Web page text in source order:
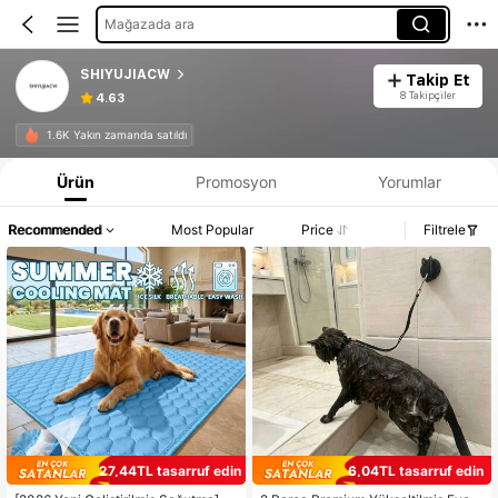
Mağazada ara
SHIYUJIACW
4.63
Takip Et
8 Takipçiler
1.6K Yakın zamanda satıldı
Ürün Promosyon Yorumlar
Recommended Most Popular Price Filtrele
27,44TL tasarruf edin
6,04TL tasarruf edin